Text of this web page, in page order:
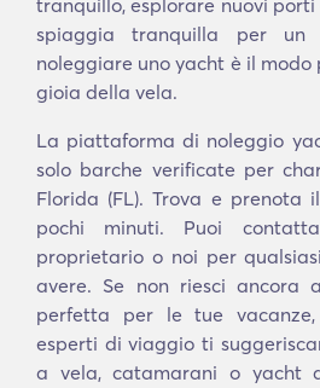
tranquillo, esplorare nuovi
spiaggia tranquilla per
noleggiare uno yacht è il
gioia della vela.
La piattaforma di noleggio
solo barche verificate per
Florida (FL). Trova e prenota
pochi minuti. Puoi
proprietario o noi per
avere. Se non riesci ancora
perfetta per le tue
esperti di viaggio ti
a vela, catamarani o yacht